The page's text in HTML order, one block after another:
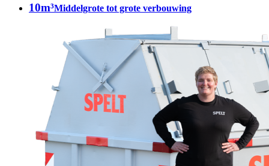
10m³Middelgrote tot grote verbouwing